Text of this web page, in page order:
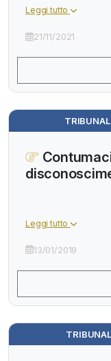
Leggi tutto
21/11/2021
Leggi tutto
13/01/2019